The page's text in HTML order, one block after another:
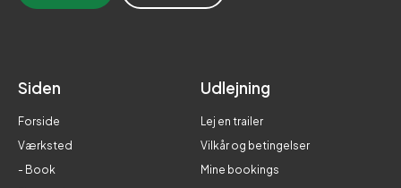
Siden
Forside
Værksted
- Book
Udlejning
Lej en trailer
Vilkår og betingelser
Mine bookings